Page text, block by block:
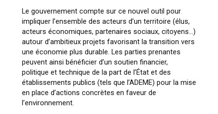
Le gouvernement compte sur ce nouvel outil pour
impliquer l’ensemble des acteurs d’un territoire (élus,
acteurs économiques, partenaires sociaux, citoyens…)
autour d’ambitieux projets favorisant la transition vers
une économie plus durable. Les parties prenantes
peuvent ainsi bénéficier d’un soutien financier,
politique et technique de la part de l’État et des
établissements publics (tels que l’ADEME) pour la mise
en place d’actions concrètes en faveur de
l’environnement.